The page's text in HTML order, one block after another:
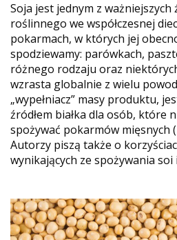
Soja jest jednym z ważniejszych
roślinnego we współczesnej
pokarmach, w których jej
spodziewamy: parówkach,
różnego rodzaju oraz
wzrasta globalnie z wielu
„wypełniacz” masy produktu,
źródłem białka dla osób, które
spożywać pokarmów mięsnych
Autorzy piszą także o
wynikających ze spożywania soi